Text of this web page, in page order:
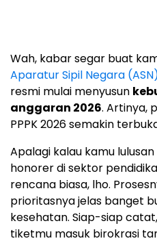
Wah, kabar segar buat
Aparatur Sipil Negara
resmi mulai menyusun
anggaran 2026. Artinya,
PPPK 2026 semakin
Apalagi kalau kamu
honorer di sektor
rencana biasa, lho.
prioritasnya jelas banget
kesehatan. Siap-siap
tiketmu masuk birokrasi